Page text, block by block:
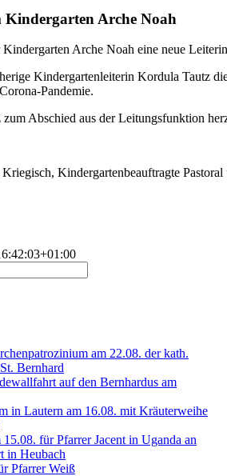
Kindergarten Arche Noah
Kindergarten Arche Noah eine neue
Kindergartenleiterin Kordula Tautz
Pandemie.
zum Abschied aus der Leitungsfunktion
Kindergartenbeauftragte
am 22.08. der kath.
Bernhard
auf den Bernhardus am
in Lautern am 16.08. mit Kräuterweihe
15.08. für Pfarrer Jacent in Uganda an
in Heubach
Pfarrer Weiß